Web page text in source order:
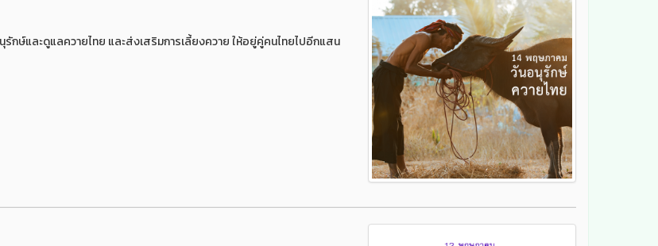
และดูแลควายไทย และส่งเสริมการเลี้ยงควาย ให้อยู่คู่คนไทยไปอีกแสน